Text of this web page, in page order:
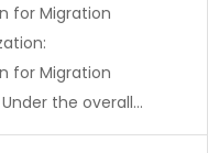
for Migration
for Migration
the overall…